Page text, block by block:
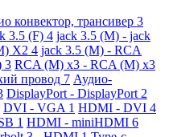
конвектор, трансивер 3
3.5 (F) 4 jack 3.5 (M) - jack
X2 4 jack 3.5 (M) - RCA
3 RCA (M) x3 - RCA (M) x3
провод 7 Аудио-
DisplayPort - DisplayPort 2
DVI - VGA 1 HDMI - DVI 4
1 HDMI - miniHDMI 6